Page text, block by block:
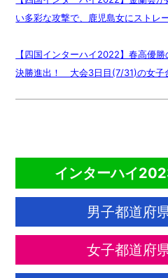
い多彩な攻撃で、鹿児島女にストレ
【四国インターハイ2022】春高優
決勝進出！ 大会3日目(7/31)の女子
インターハイ
男子都道府
女子都道府